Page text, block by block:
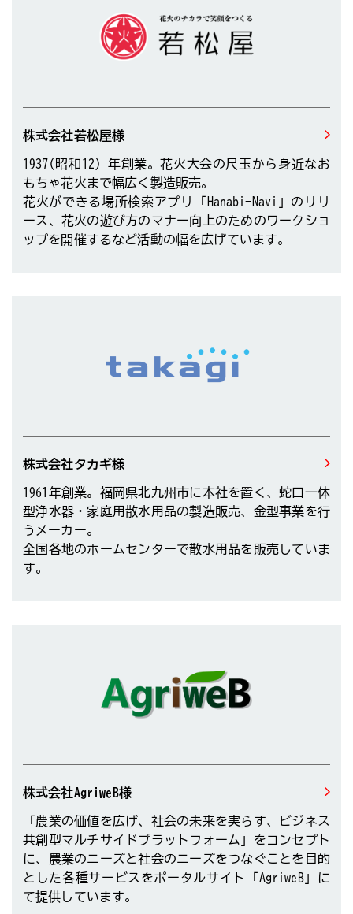
株式会社若松屋様
1937(昭和12）年創業。花火大会の尺玉から身近なお
もちゃ花火まで幅広く製造販売。
花火ができる場所検索アプリ「Hanabi-Navi」のリリ
ース、花火の遊び方のマナー向上のためのワークショ
ップを開催するなど活動の幅を広げています。
株式会社タカギ様
1961年創業。福岡県北九州市に本社を置く、蛇口一体
型浄水器・家庭用散水用品の製造販売、金型事業を行
うメーカー。
全国各地のホームセンターで散水用品を販売していま
す。
株式会社AgriweB様
「農業の価値を広げ、社会の未来を実らす、ビジネス
共創型マルチサイドプラットフォーム」をコンセプト
に、農業のニーズと社会のニーズをつなぐことを目的
とした各種サービスをポータルサイト「AgriweB」に
て提供しています。